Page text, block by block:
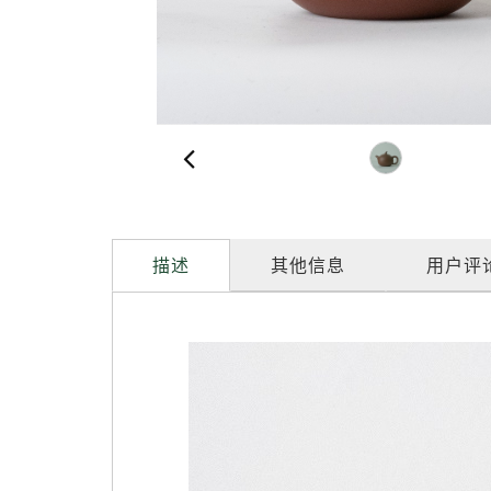
描述 其他信息 用户评